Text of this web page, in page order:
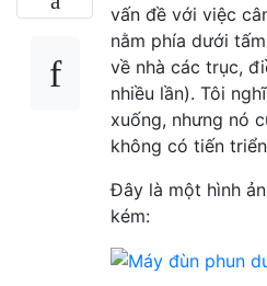
vấn đề với việc
nằm phía dưới
về nhà các trục,
nhiều lần). Tôi
xuống, nhưng nó
không có tiến
Đây là một hình
kém: